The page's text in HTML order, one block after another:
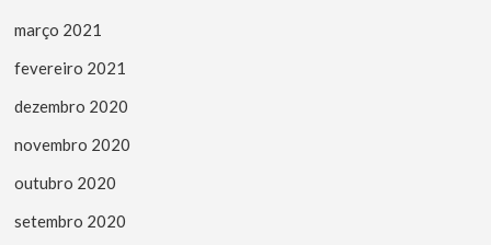
março 2021
fevereiro 2021
dezembro 2020
novembro 2020
outubro 2020
setembro 2020